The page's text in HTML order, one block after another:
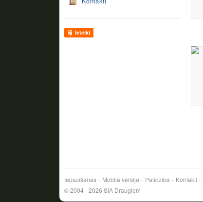
Ieteikt
Iepazīšanās Mobilā versija Palīdzība Kontakti
© 2004 - 2026 SIA Draugiem